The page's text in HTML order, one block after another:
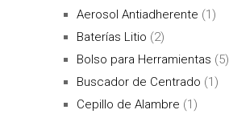
Aerosol Antiadherente (1)
Baterías Litio (2)
Bolso para Herramientas (5)
Buscador de Centrado (1)
Cepillo de Alambre (1)